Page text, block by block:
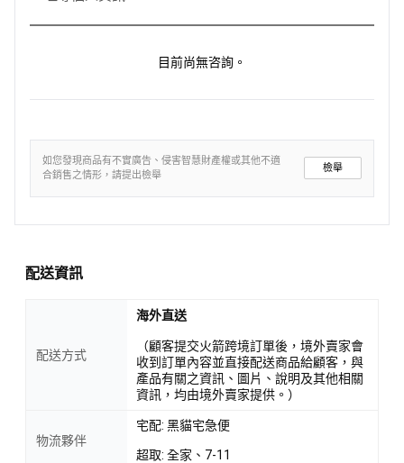
目前尚無咨詢。
如您發現商品有不實廣告、侵害智慧財產權或其他不適
合銷售之情形，請提出檢舉
檢舉
配送資訊
配送方式
海外直送
（顧客提交火箭跨境訂單後，境外賣家會
收到訂單內容並直接配送商品給顧客，與
產品有關之資訊、圖片、說明及其他相關
資訊，均由境外賣家提供。）
物流夥伴
宅配: 黑貓宅急便
超取: 全家、7-11